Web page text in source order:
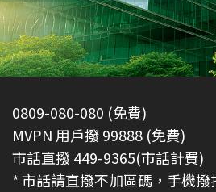
0809-080-080 (免費)
MVPN 用戶撥 99888 (免費)
市話直撥 449-9365(市話計費)
* 市話請直撥不加區碼，手機撥